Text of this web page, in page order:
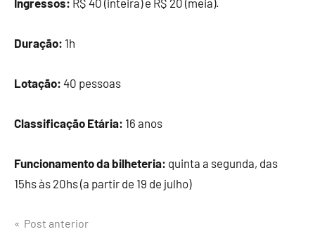
Ingressos: R$ 40 (inteira) e R$ 20 (meia).
Duração: 1h
Lotação: 40 pessoas
Classificação Etária: 16 anos
Funcionamento da bilheteria: quinta a segunda, das
15hs às 20hs (a partir de 19 de julho)
Post anterior